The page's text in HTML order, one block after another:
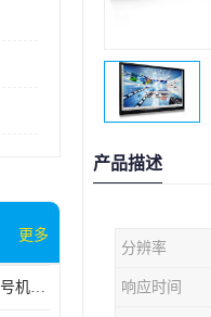
更多
排队叫号机微信预约 排号机诊所 行政大厅营业厅取号机
产品描述
分辨率
响应时间